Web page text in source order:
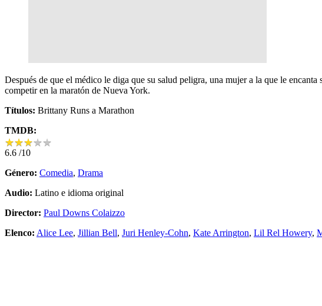
Después de que el médico le diga que su salud peligra, una mujer a la que le
competir en la maratón de Nueva York.
Títulos: Brittany Runs a Marathon
TMDB:
★★★★★
★★★★★
6.6 /10
Género: Comedia, Drama
Audio: Latino e idioma original
Director: Paul Downs Colaizzo
Elenco: Alice Lee, Jillian Bell, Juri Henley-Cohn, Kate Arrington, Lil Rel Howery,